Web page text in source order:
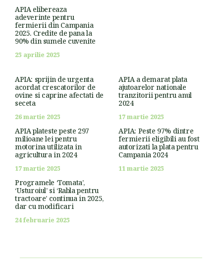
APIA elibereaza
adeverinte pentru
fermierii din Campania
2025. Credite de pana la
90% din sumele cuvenite
25 aprilie 2025
APIA: sprijin de urgenta
acordat crescatorilor de
ovine si caprine afectati de
seceta
26 martie 2025
APIA a demarat plata
ajutoarelor nationale
tranzitorii pentru anul
2024
17 martie 2025
APIA plateste peste 297
milioane lei pentru
motorina utilizata in
agricultura in 2024
17 martie 2025
APIA: Peste 97% dintre
fermierii eligibili au fost
autorizati la plata pentru
Campania 2024
11 martie 2025
Programele ‘Tomata’,
‘Usturoiul’ si ‘Rabla pentru
tractoare’ continua in 2025,
dar cu modificari
24 februarie 2025